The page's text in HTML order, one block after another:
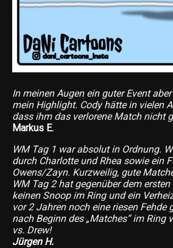
In meinen Augen ein guter Event
mein Highlight. Cody hätte in vielen
dass ihm das verlorene Match nicht
Markus E.
WM Tag 1 war absolut in Ordnung.
durch Charlotte und Rhea sowie ein
Owens/Zayn. Kurzweilig, gute
WM Tag 2 hat gegenüber dem
keinen Snoop im Ring und ein
vor 2 Jahren noch eine riesen
nach Beginn des „Matches“ im Ring
vs. Drew!
Jürgen H.